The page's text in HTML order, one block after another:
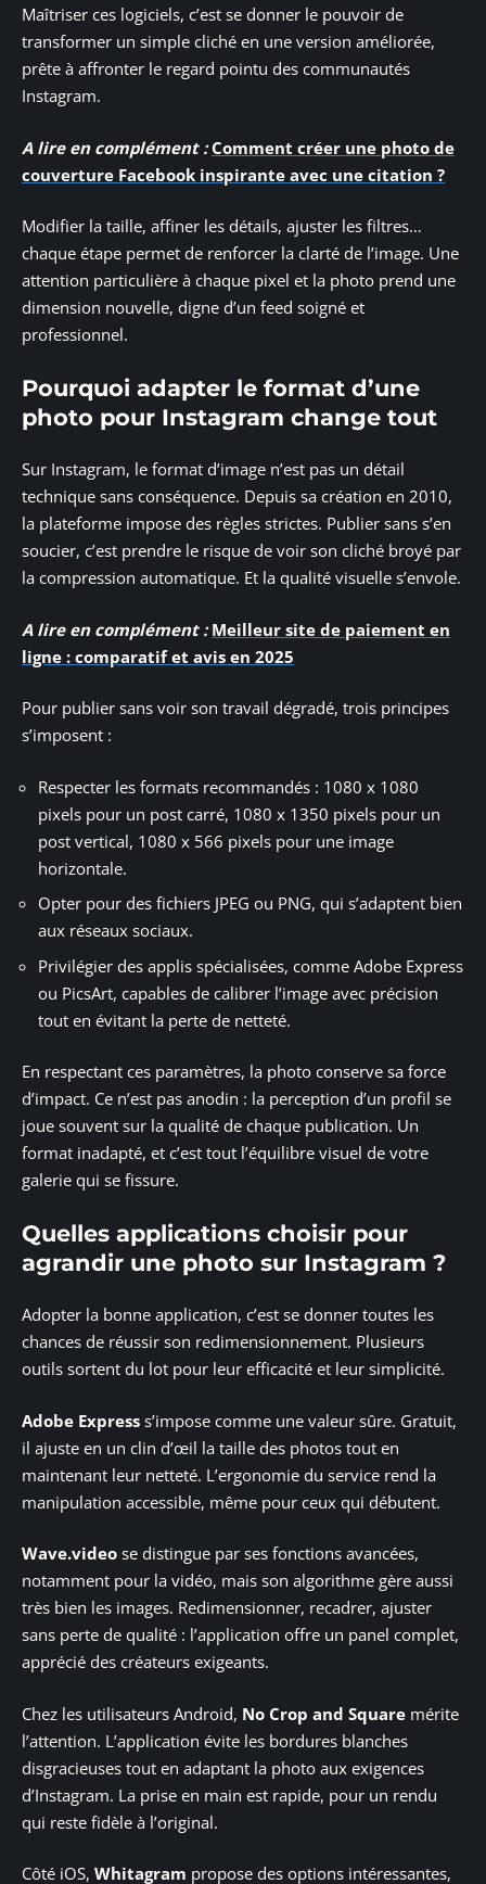
Maîtriser ces logiciels, c’est se donner le pouvoir de
transformer un simple cliché en une version améliorée,
prête à affronter le regard pointu des communautés
Instagram.
A lire en complément : Comment créer une photo de
couverture Facebook inspirante avec une citation ?
Modifier la taille, affiner les détails, ajuster les filtres…
chaque étape permet de renforcer la clarté de l’image. Une
attention particulière à chaque pixel et la photo prend une
dimension nouvelle, digne d’un feed soigné et
professionnel.
Pourquoi adapter le format d’une
photo pour Instagram change tout
Sur Instagram, le format d’image n’est pas un détail
technique sans conséquence. Depuis sa création en 2010,
la plateforme impose des règles strictes. Publier sans s’en
soucier, c’est prendre le risque de voir son cliché broyé par
la compression automatique. Et la qualité visuelle s’envole.
A lire en complément : Meilleur site de paiement en
ligne : comparatif et avis en 2025
Pour publier sans voir son travail dégradé, trois principes
s’imposent :
Respecter les formats recommandés : 1080 x 1080
pixels pour un post carré, 1080 x 1350 pixels pour un
post vertical, 1080 x 566 pixels pour une image
horizontale.
Opter pour des fichiers JPEG ou PNG, qui s’adaptent bien
aux réseaux sociaux.
Privilégier des applis spécialisées, comme Adobe Express
ou PicsArt, capables de calibrer l’image avec précision
tout en évitant la perte de netteté.
En respectant ces paramètres, la photo conserve sa force
d’impact. Ce n’est pas anodin : la perception d’un profil se
joue souvent sur la qualité de chaque publication. Un
format inadapté, et c’est tout l’équilibre visuel de votre
galerie qui se fissure.
Quelles applications choisir pour
agrandir une photo sur Instagram ?
Adopter la bonne application, c’est se donner toutes les
chances de réussir son redimensionnement. Plusieurs
outils sortent du lot pour leur efficacité et leur simplicité.
Adobe Express s’impose comme une valeur sûre. Gratuit,
il ajuste en un clin d’œil la taille des photos tout en
maintenant leur netteté. L’ergonomie du service rend la
manipulation accessible, même pour ceux qui débutent.
Wave.video se distingue par ses fonctions avancées,
notamment pour la vidéo, mais son algorithme gère aussi
très bien les images. Redimensionner, recadrer, ajuster
sans perte de qualité : l’application offre un panel complet,
apprécié des créateurs exigeants.
Chez les utilisateurs Android, No Crop and Square mérite
l’attention. L’application évite les bordures blanches
disgracieuses tout en adaptant la photo aux exigences
d’Instagram. La prise en main est rapide, pour un rendu
qui reste fidèle à l’original.
Côté iOS, Whitagram propose des options intéressantes,